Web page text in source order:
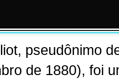
pseudônimo
de 1880), foi